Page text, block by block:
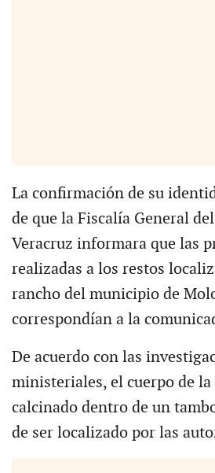
La confirmación de su
de que la Fiscalía General
Veracruz informara que las
realizadas a los restos
rancho del municipio de
correspondían a la
De acuerdo con las
ministeriales, el cuerpo de
calcinado dentro de un
de ser localizado por las